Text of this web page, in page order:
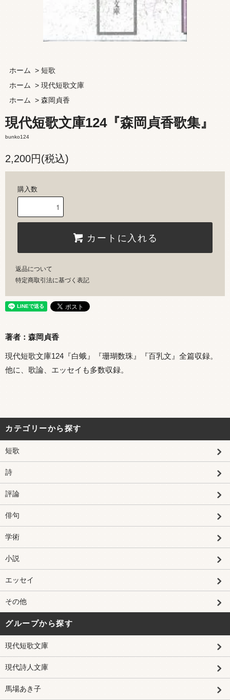
ホーム > 短歌
ホーム
> 現代短歌文庫
ホーム
> 森岡貞香
現代短歌文庫124『森岡貞香歌集』
bunko124
2,200円(税込)
購入数
カートに入れる
返品について
特定商取引法に基づく表記
著者：森岡貞香
現代短歌文庫124『白蛾』『珊瑚数珠』『百乳文』全篇収録。
他に、歌論、エッセイも多数収録。
カテゴリーから探す
短歌
詩
評論
俳句
学術
小説
エッセイ
その他
グループから探す
現代短歌文庫
現代詩人文庫
馬場あき子